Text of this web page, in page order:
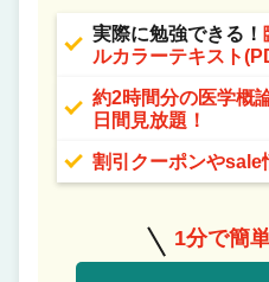
実際に勉強できる！
ルカラーテキスト
約2時間分の医学概
日間見放題！
割引クーポンやsale
1分で簡